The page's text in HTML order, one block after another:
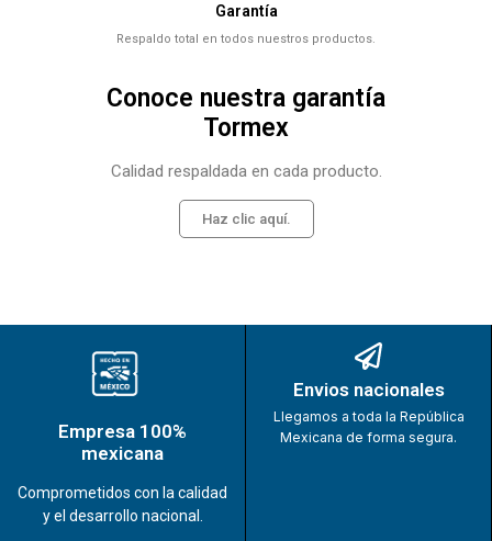
Garantía
Respaldo total en todos nuestros productos.
Conoce nuestra garantía
Tormex
Calidad respaldada en cada producto.
Haz clic aquí.
Empresa 100%
mexicana
Comprometidos con la calidad
y el desarrollo nacional.
Envios nacionales
Llegamos a toda la República
Mexicana de forma segura.